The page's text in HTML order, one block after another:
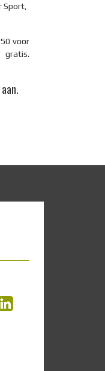
Sport,
voor
gratis.